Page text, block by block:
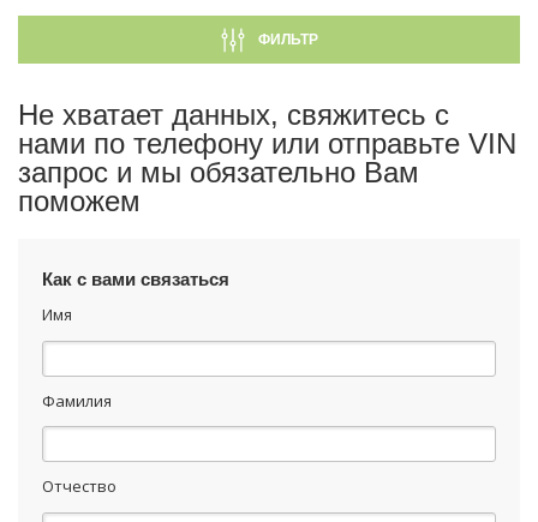
ФИЛЬТР
Не хватает данных, свяжитесь с
нами по телефону или отправьте VIN
запрос и мы обязательно Вам
поможем
Как с вами связаться
Имя
Фамилия
Отчество